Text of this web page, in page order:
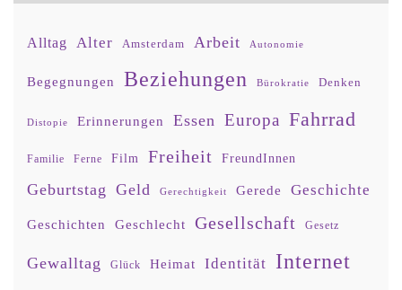
Alltag Alter Amsterdam Arbeit Autonomie
Begegnungen Beziehungen Bürokratie Denken
Distopie Erinnerungen Essen Europa Fahrrad
Familie Ferne Film Freiheit FreundInnen
Geburtstag Geld Gerechtigkeit Gerede Geschichte
Geschichten Geschlecht Gesellschaft Gesetz
Gewalltag Glück Heimat Identität Internet